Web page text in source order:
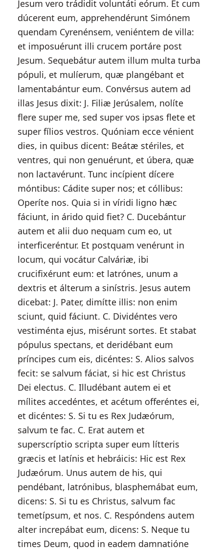
Jesum vero trádidit voluntáti eórum. Et cum
dúcerent eum, apprehendérunt Simónem
quendam Cyrenénsem, veniéntem de villa:
et imposuérunt illi crucem portáre post
Jesum. Sequebátur autem illum multa turba
pópuli, et mulíerum, quæ plangébant et
lamentabántur eum. Convérsus autem ad
illas Jesus dixit: J. Filiæ Jerúsalem, nolíte
flere super me, sed super vos ipsas flete et
super fílios vestros. Quóniam ecce vénient
dies, in quibus dicent: Beátæ stériles, et
ventres, qui non genuérunt, et úbera, quæ
non lactavérunt. Tunc incípient dícere
móntibus: Cádite super nos; et cóllibus:
Operíte nos. Quia si in víridi ligno hæc
fáciunt, in árido quid fiet? C. Ducebántur
autem et alii duo nequam cum eo, ut
interficeréntur. Et postquam venérunt in
locum, qui vocátur Calváriæ, ibi
crucifixérunt eum: et latrónes, unum a
dextris et álterum a sinístris. Jesus autem
dicebat: J. Pater, dimítte illis: non enim
sciunt, quid fáciunt. C. Dividéntes vero
vestiménta ejus, misérunt sortes. Et stabat
pópulus spectans, et deridébant eum
príncipes cum eis, dicéntes: S. Alios salvos
fecit: se salvum fáciat, si hic est Christus
Dei electus. C. Illudébant autem ei et
mílites accedéntes, et acétum offeréntes ei,
et dicéntes: S. Si tu es Rex Judæórum,
salvum te fac. C. Erat autem et
superscríptio scripta super eum lítteris
græcis et latínis et hebráicis: Hic est Rex
Judæórum. Unus autem de his, qui
pendébant, latrónibus, blasphemábat eum,
dicens: S. Si tu es Christus, salvum fac
temetípsum, et nos. C. Respóndens autem
alter increpábat eum, dicens: S. Neque tu
times Deum, quod in eadem damnatióne